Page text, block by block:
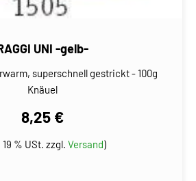
UNI -gelb-
superschnell gestrickt - 100g
Knäuel
8,25 €
% USt. zzgl. Versand)